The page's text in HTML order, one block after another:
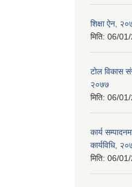
शिक्षा ऐन,
मिति: 06/
टोल विकास
२०७७
मिति: 06/
कार्य
कार्यविधि,
मिति: 06/